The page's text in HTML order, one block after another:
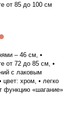
от 85 до 100 см
– 46 см, •
от 72 до 85 см, •
c лаковым
хром, • легко
функцию «шагание»